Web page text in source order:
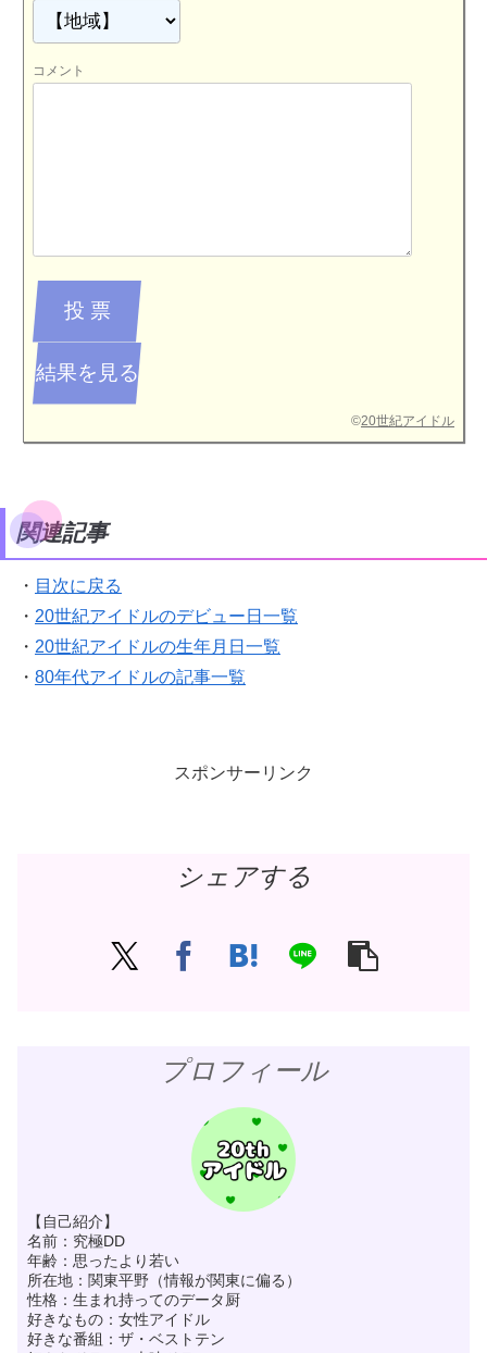
コメント
©20世紀アイドル
関連記事
・ 目次に戻る
・ 20世紀アイドルのデビュー日一覧
・ 20世紀アイドルの生年月日一覧
・ 80年代アイドルの記事一覧
スポンサーリンク
シェアする
プロフィール
【自己紹介】
名前：究極DD
年齢：思ったより若い
所在地：関東平野（情報が関東に偏る）
性格：生まれ持ってのデータ厨
好きなもの：女性アイドル
好きな番組：ザ・ベストテン